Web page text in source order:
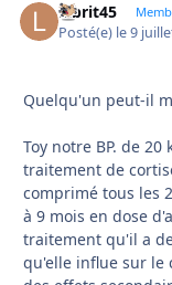
labrit45
Posté(e) le 9
Quelqu'un peut-il
Toy notre BP. de
traitement de
comprimé tous les
à 9 mois en dose
traitement qu'il a
qu'elle influe sur le